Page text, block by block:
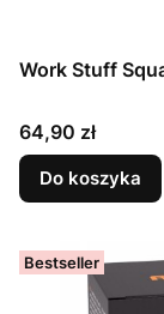
Work Stuff
Cena
64,90 zł
Do koszyka
Bestseller